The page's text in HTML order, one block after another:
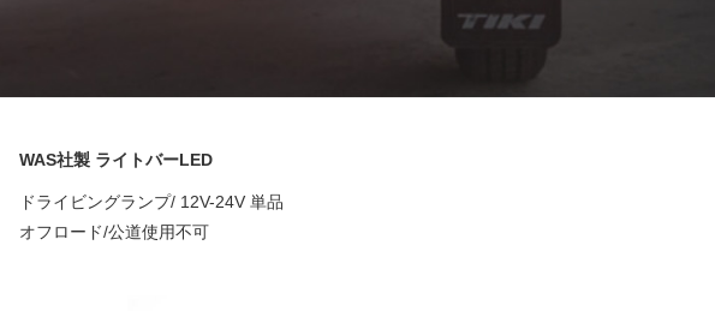
WAS社製 ライトバーLED
ドライビングランプ/ 12V-24V 単品
オフロード/公道使用不可